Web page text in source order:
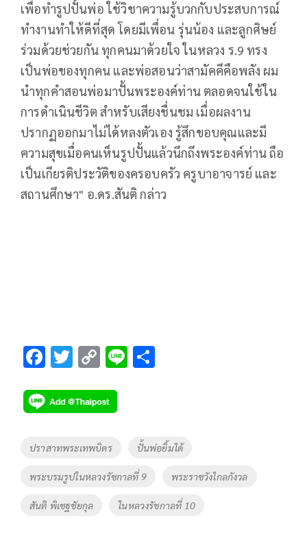
เพื่อทำรูปปั้นพ่อ ใช้วิชาความรู้บวกกับประสบการณ์
ทำงานทำให้ดีที่สุด โดยมีเพื่อน รุ่นน้อง และลูกศิษย์
ร่วมด้วยช่วยกัน ทุกคนมาด้วยใจ ในหลวง ร.9 ทรง
เป็นพ่อของทุกคน และพ่อสอนว่าสามัคคีคือพลัง ผม
นำทุกคำสอนพ่อมาปั้นพระองค์ท่าน ตลอดจนใช้ใน
การดำเนินชีวิต สำหรับเสียงชื่นชม เมื่อผลงาน
ปรากฏออกมาไม่ได้หลงตัวเอง รู้สึกขอบคุณและมี
ความสุขเมื่อคนเห็นรูปปั้นแล้วนึกถึงพระองค์ท่าน ถือ
เป็นเกียรติประวัติของครอบครัว ครูบาอาจารย์ และ
สถานศึกษา" อ.ดร.สันติ กล่าว
F
e
b
o
k
T
tt
er
C
p
y
Li
n
k
Li
Tags
ปราสาทพระเทพบิดร ปั้นพ่อยิ้มได้
พระบรมรูปในหลวงรัชกาลที่ 9 พระราชวังไกลกังวล
สันติ พิเชฐชัยกุล ในหลวงรัชกาลที่ 10